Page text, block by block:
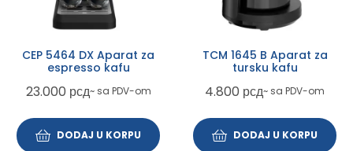
CEP 5464 DX Aparat za
espresso kafu
23.000 рсд~ sa PDV-om
DODAJ U KORPU
TCM 1645 B Aparat za
tursku kafu
4.800 рсд~ sa PDV-om
DODAJ U KORPU